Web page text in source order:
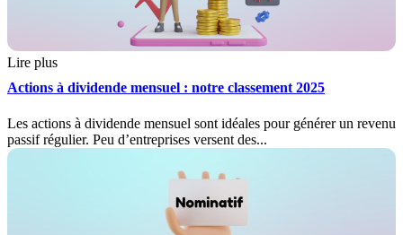
Lire plus
Actions à dividende mensuel : notre classement 2025
Les actions à dividende mensuel sont idéales pour générer un revenu
passif régulier. Peu d’entreprises versent des...